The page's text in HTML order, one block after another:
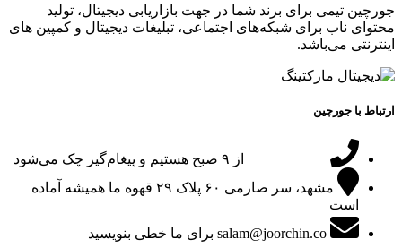
جورچین تیمی برای برند شما در جهت بازاریابی دیجیتال، تولید
محتوای ناب برای شبکه‌های اجتماعی، تبلیغات دیجیتال و کمپین های
اینترنتی می‌باشد.
ارتباط با جورچین
از ۹ صبح هستیم و پیغام‌گیر چک می‌شود
مشهد، سر صارمی ۶۰ پلاک ۲۹
قهوه ما همیشه آماده
است
salam@joorchin.co برای ما خطی بنویسید